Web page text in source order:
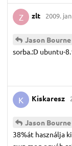
Z zlt 2009.
Jason Bourne
sorba.:D ubuntu-
K Kiskaresz
Jason Bourne
38%át használja